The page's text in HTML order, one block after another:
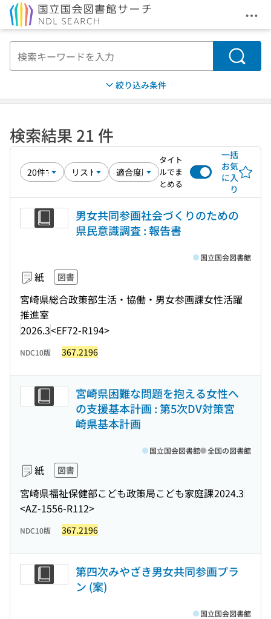
メ
検索
絞り込み条件
検索結果 21 件
タイト
ルでま
とめる
一括
お気
に入
り
男女共同参画社会づくりのための
県民意識調査 : 報告書
紙 図書
宮崎県総合政策部生活・協働・男女参画課女性活躍
推進室
2026.3<EF72-R194>
国立国会図書館
NDC10版 367.2196
宮崎県困難な問題を抱える女性へ
の支援基本計画 : 第5次DV対策宮
崎県基本計画
紙 図書
宮崎県福祉保健部こども政策局こども家庭課2024.3
<AZ-1556-R112>
国立国会図書館 全国の図書館
NDC10版 367.2196
第四次みやざき男女共同参画プラ
ン (案)
国立国会図書館